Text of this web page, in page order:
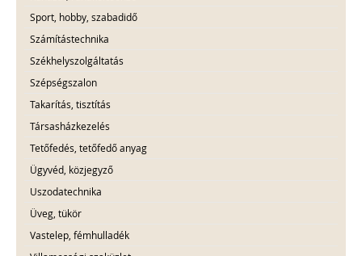
Sport, hobby, szabadidő
Számítástechnika
Székhelyszolgáltatás
Szépségszalon
Takarítás, tisztítás
Társasházkezelés
Tetőfedés, tetőfedő anyag
Ügyvéd, közjegyző
Uszodatechnika
Üveg, tükör
Vastelep, fémhulladék